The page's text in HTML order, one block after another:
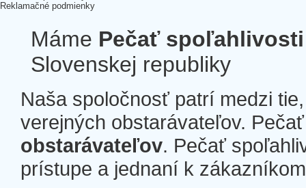
Reklamačné podmienky
Máme Pečať spoľahlivosti
Slovenskej republiky
Naša spoločnosť patrí medzi
verejných obstarávateľov.
obstarávateľov. Pečať
prístupe a jednaní k